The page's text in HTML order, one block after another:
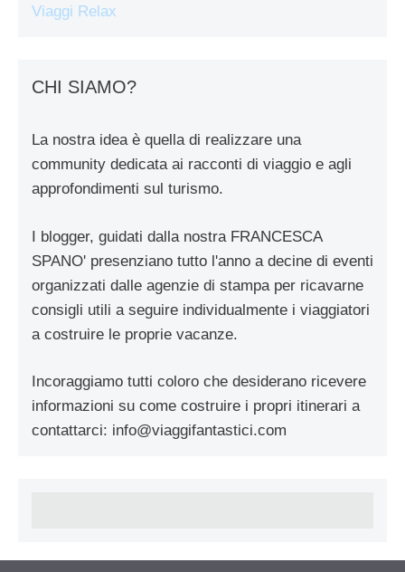
Viaggi Relax
CHI SIAMO?
La nostra idea è quella di realizzare una
community dedicata ai racconti di viaggio e agli
approfondimenti sul turismo.
I blogger, guidati dalla nostra FRANCESCA
SPANO' presenziano tutto l'anno a decine di eventi
organizzati dalle agenzie di stampa per ricavarne
consigli utili a seguire individualmente i viaggiatori
a costruire le proprie vacanze.
Incoraggiamo tutti coloro che desiderano ricevere
informazioni su come costruire i propri itinerari a
contattarci: info@viaggifantastici.com